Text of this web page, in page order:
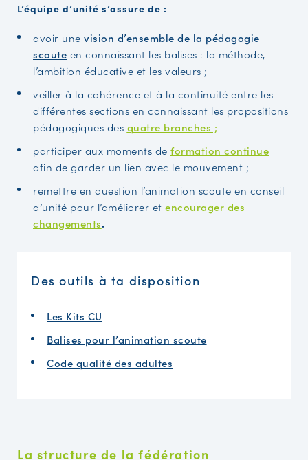
L’équipe d’unité s’assure de :
avoir une vision d’ensemble de la pédagogie
scoute en connaissant les balises : la méthode,
l’ambition éducative et les valeurs ;
veiller à la cohérence et à la continuité entre les
différentes sections en connaissant les propositions
pédagogiques des quatre branches ;
participer aux moments de formation continue
afin de garder un lien avec le mouvement ;
remettre en question l’animation scoute en conseil
d’unité pour l’améliorer et encourager des
changements.
Des outils à ta disposition
Les Kits CU
Balises pour l’animation scoute
Code qualité des adultes
La structure de la fédération